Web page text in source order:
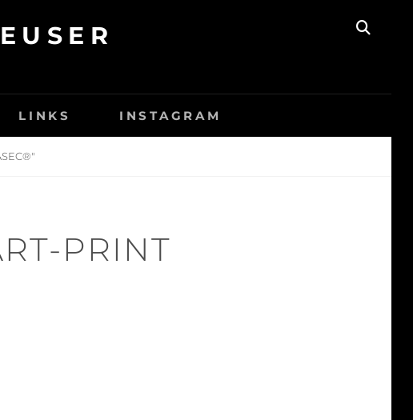
LINKS INSTAGRAM
PRINT